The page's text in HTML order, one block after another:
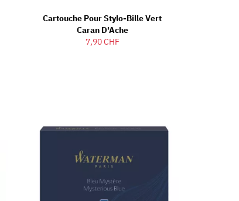
Cartouche Pour Stylo-Bille Vert
Caran D'Ache
7,90 CHF